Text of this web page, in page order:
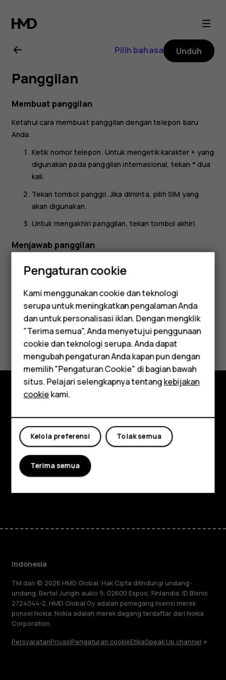
Buku
petunjuk
Nokia
105
(2019)
Smartphone
Feature phones
Aksesori
Tablet
Pilih bahasa Unduh
Panggilan
Membuat panggilan
Ketahui cara membuat panggilan dengan telepon baru
Anda.
Ketik nomor telepon. Untuk mengetik karakter + yang
digunakan pada panggilan internasional, tekan * dua
kali.
Tekan tombol panggil. Jika diminta, pilih SIM yang
akan digunakan.
Untuk mengakhiri panggilan, tekan tombol akhiri.
Menjawab panggilan
Apakah ini membantu?
Ya Tidak
Tentang
Planet and people
Dukungan
Indonesia
TM dan © 2026 HMD Global. Hak Cipta dilindungi undang-
undang. Bertel Jungin aukio 9, 02600 Espoo, Finlandia. ID Bisnis
2724044-2. HMD Global Oy adalah pemegang lisensi merek
ponsel Nokia. Nokia adalah merek dagang terdaftar dari Nokia
Corporation.
PersyaratanPrivasiPengaturan cookieEtikaSpeak Up channel
Pengaturan cookie
Kami menggunakan cookie dan teknologi
serupa untuk meningkatkan pengalaman Anda
dan untuk personalisasi iklan. Dengan mengklik
"Terima semua", Anda menyetujui penggunaan
cookie dan teknologi serupa. Anda dapat
mengubah pengaturan Anda kapan pun dengan
memilih "Pengaturan Cookie" di bagian bawah
situs. Pelajari selengkapnya tentangkebijakan
cookiekami.
Tolak semua
Kelola preferensi
Terima semua